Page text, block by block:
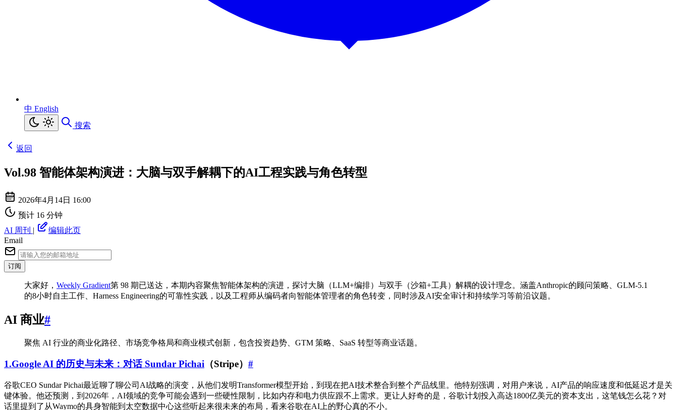
中 English
搜索
返回
Vol.98 智能体架构演进：大脑与双手解耦下的AI工程实践与角色转型
2026年4月14日 16:00
预计 16 分钟
AI 周刊 |
编辑此页
Email
订阅
⼤家好， Weekly Gradient第 98 期已送达，本期内容聚焦智能体架构的演进，探讨大脑（LLM+编排）与双手（沙箱+工具）解耦的设计理念。涵盖Anthropic的顾问策略、GLM-5.1
的8小时自主工作、Harness Engineering的可靠性实践，以及工程师从编码者向智能体管理者的角色转变，同时涉及AI安全审计和持续学习等前沿议题。
AI 商业#
聚焦 AI 行业的商业化路径、市场竞争格局和商业模式创新，包含投资趋势、GTM 策略、SaaS 转型等商业话题。
1.Google AI 的历史与未来：对话 Sundar Pichai （Stripe） #
谷歌CEO Sundar Pichai最近聊了聊公司AI战略的演变，从他们发明Transformer模型开始，到现在把AI技术整合到整个产品线里。他特别强调，对用户来说，AI产品的响应速度和低延迟才是关
键体验。他还预测，到2026年，AI领域的竞争可能会遇到一些硬性限制，比如内存和电力供应跟不上需求。更让人好奇的是，谷歌计划投入高达1800亿美元的资本支出，这笔钱怎么花？对
话里提到了从Waymo的具身智能到太空数据中心这些听起来很未来的布局，看来谷歌在AI上的野心真的不小。